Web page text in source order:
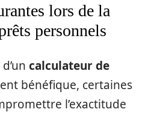
lors de la
personnels
calculateur de
bénéfique, certaines
l’exactitude